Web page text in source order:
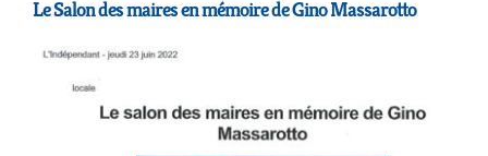
Le Salon des maires en mémoire de Gino Massarotto